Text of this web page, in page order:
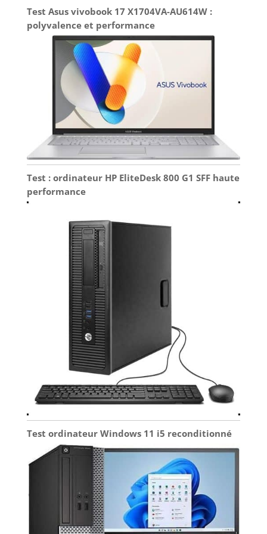
Test Asus vivobook 17 X1704VA-AU614W :
polyvalence et performance
Test : ordinateur HP EliteDesk 800 G1 SFF haute
performance
Test ordinateur Windows 11 i5 reconditionné